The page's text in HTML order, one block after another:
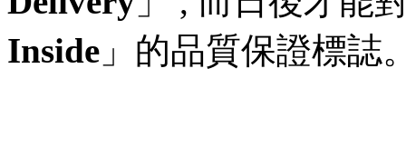
Inside 」的品質保證標誌